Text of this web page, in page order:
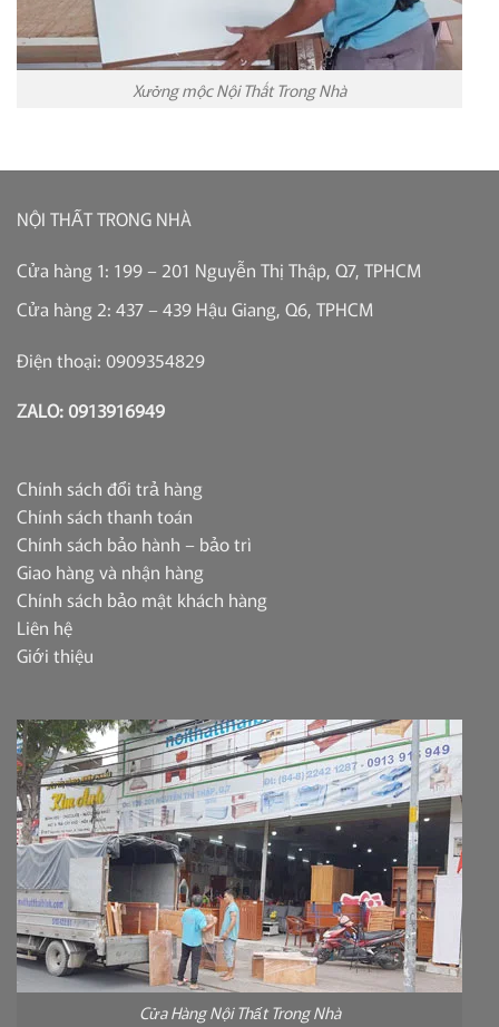
Xưởng mộc Nội Thất Trong Nhà
NỘI THẤT TRONG NHÀ
Cửa hàng 1: 199 – 201 Nguyễn Thị Thập, Q7, TPHCM
Cửa hàng 2: 437 – 439 Hậu Giang, Q6, TPHCM
Điện thoại: 0909354829
ZALO: 0913916949
Chính sách đổi trả hàng
Chính sách thanh toán
Chính sách bảo hành – bảo trì
Giao hàng và nhận hàng
Chính sách bảo mật khách hàng
Liên hệ
Giới thiệu
Cửa Hàng Nội Thất Trong Nhà